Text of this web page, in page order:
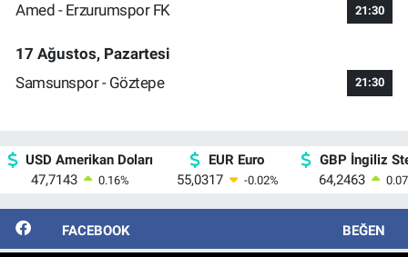
Amed - Erzurumspor FK 21:30
17 Ağustos, Pazartesi
Samsunspor - Göztepe
21:30
USD Amerikan Doları
47,7143
0.16%
EUR Euro
55,0317
-0.02%
GBP İngiliz
64,2463
0.07
FACEBOOK BEĞEN